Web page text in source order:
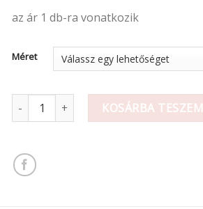
az ár 1 db-ra vonatkozik
Méret
Vessző koszorú natúr mennyiség
KOSÁRBA TESZEM